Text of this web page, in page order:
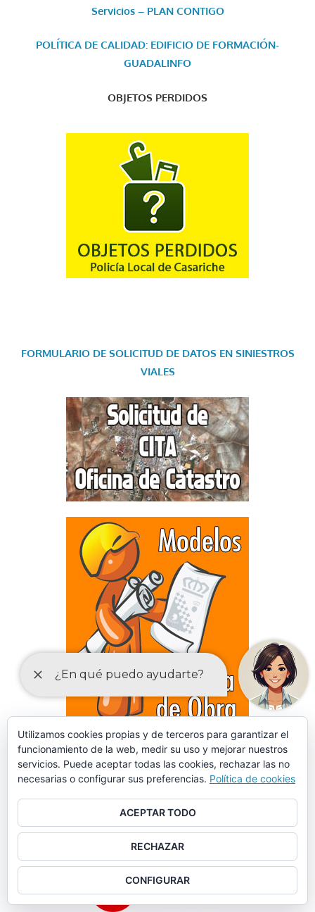
Servicios – PLAN CONTIGO
POLÍTICA DE CALIDAD: EDIFICIO DE FORMACIÓN-
GUADALINFO
OBJETOS PERDIDOS
FORMULARIO DE SOLICITUD DE DATOS EN SINIESTROS
VIALES
DECLARACIONES RESPONSABLES Y COMUNICACIONES
PREVIAS PARA EL EJERCICIO DE ACTIVIDADES
Utilizamos cookies propias y de terceros para garantizar el
funcionamiento de la web, medir su uso y mejorar nuestros
servicios. Puede aceptar todas las cookies, rechazar las no
necesarias o configurar sus preferencias. Política de cookies
ACEPTAR TODO
RECHAZAR
CONFIGURAR